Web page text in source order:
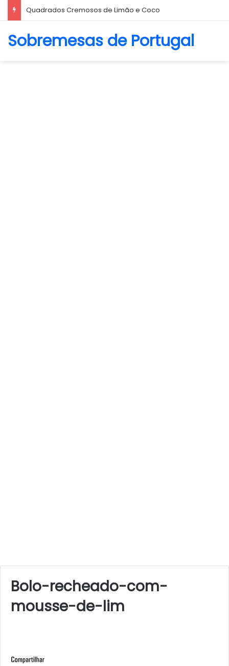
Quadrados Cremosos de Limão e Coco
Sobremesas de Portugal
Bolo-recheado-com-
mousse-de-lim